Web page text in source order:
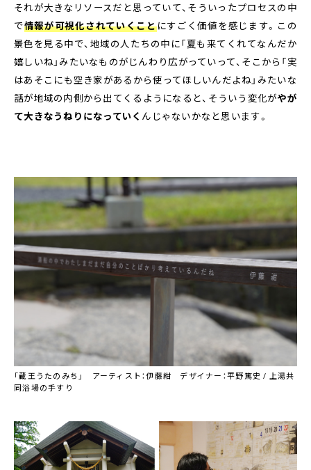
それが大きなリソースだと思っていて、そういったプロセスの中
で情報が可視化されていくことにすごく価値を感じます。この
景色を見る中で、地域の人たちの中に「夏も来てくれてなんだか
嬉しいね」みたいなものがじんわり広がっていって、そこから「実
はあそこにも空き家があるから使ってほしいんだよね」みたいな
話が地域の内側から出てくるようになると、そういう変化がやが
て大きなうねりになっていく んじゃないかなと思います。
「蔵王うたのみち」 アーティスト：伊藤紺 デザイナー：平野篤史 / 上湯共
同浴場の手すり